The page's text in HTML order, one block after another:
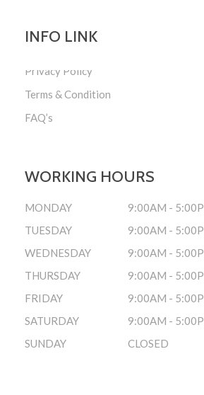
INFO LINK
Privacy Policy
Terms & Condition
FAQ’s
WORKING HOURS
MONDAY
9:00AM -
TUESDAY
9:00AM -
WEDNESDAY
9:00AM -
THURSDAY
9:00AM -
FRIDAY
9:00AM -
SATURDAY
9:00AM -
SUNDAY
CLOSED